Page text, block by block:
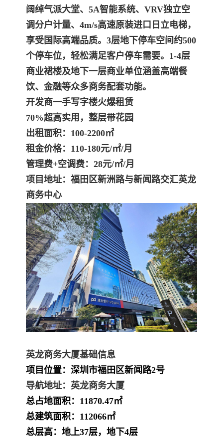
阔绰气派大堂、5A智能系统、VRV独立空
调分户计量、4m/s高速原装进口日立电梯，
享受国际高端品质。3层地下停车空间约500
个停车位，轻松满足客户停车需要。1-4层
商业裙楼及地下一层商业单位涵盖高端餐
饮、金融等众多商务配套功能。
开发商一手写字楼火爆租赁
70%超高实用，整层带花园
出租面积：100-2200㎡
租金价格：110-180元/㎡/月
管理费+空调费：28元/㎡/月
项目地址：福田区新洲路与新闻路交汇英龙
商务中心
英龙商务大厦基础信息
项目位置：深圳市福田区新闻路2号
导航地址：英龙商务大厦
总占地面积：11870.47㎡
总建筑面积：112066㎡
总层高：地上37层，地下4层